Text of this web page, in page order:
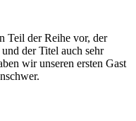
Teil der Reihe vor, der
der Titel auch sehr
wir unseren ersten Gast